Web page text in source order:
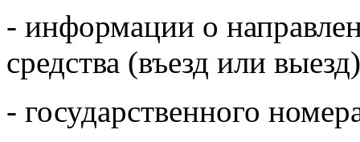
- информации о
средства (въезд или
- государственного